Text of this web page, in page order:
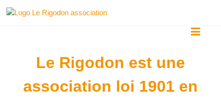
Le
Le Rigodon est une
association loi 1901 en